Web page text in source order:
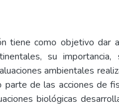
tiene como objetivo dar
su
ambientales
de las acciones de
biológicas